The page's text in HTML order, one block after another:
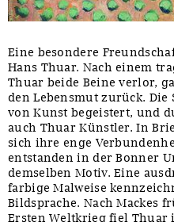
Eine besondere
Hans Thuar. Nach einem
Thuar beide Beine verlor,
den Lebensmut zurück. Die
von Kunst begeistert, und
auch Thuar Künstler. In
sich ihre enge
entstanden in der Bonner
demselben Motiv. Eine
farbige Malweise
Bildsprache. Nach Mackes
Ersten Weltkrieg fiel Thuar